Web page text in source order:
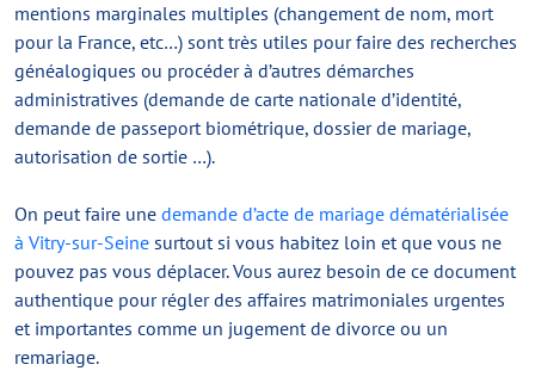
mentions marginales multiples (changement de nom, mort
pour la France, etc…) sont très utiles pour faire des recherches
généalogiques ou procéder à d’autres démarches
administratives (demande de carte nationale d’identité,
demande de passeport biométrique, dossier de mariage,
autorisation de sortie …).
On peut faire une demande d’acte de mariage dématérialisée
à Vitry-sur-Seine surtout si vous habitez loin et que vous ne
pouvez pas vous déplacer. Vous aurez besoin de ce document
authentique pour régler des affaires matrimoniales urgentes
et importantes comme un jugement de divorce ou un
remariage.